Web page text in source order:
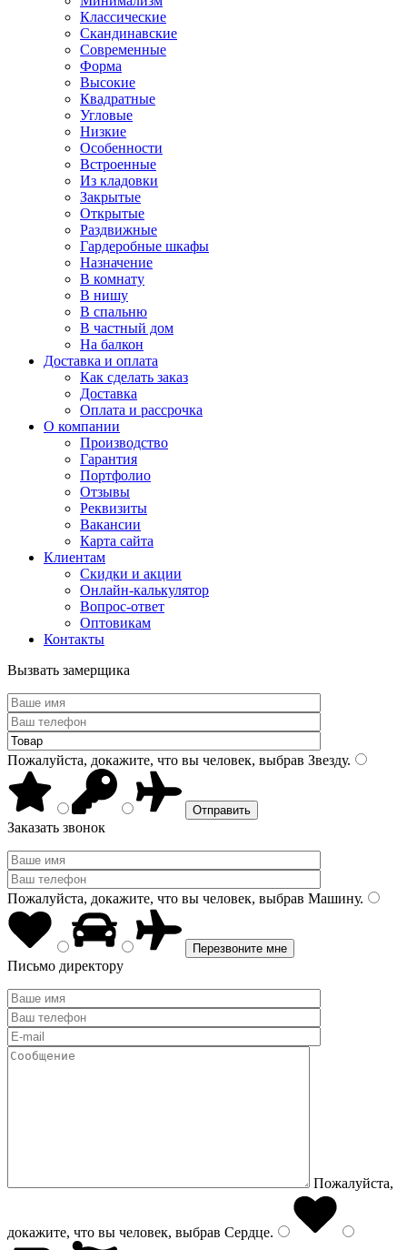
Классические
Скандинавские
Современные
Форма
Высокие
Квадратные
Угловые
Низкие
Особенности
Встроенные
Из кладовки
Закрытые
Открытые
Раздвижные
Гардеробные шкафы
Назначение
В комнату
В нишу
В спальню
В частный дом
На балкон
Доставка и оплата
Как сделать заказ
Доставка
Оплата и рассрочка
О компании
Производство
Гарантия
Портфолио
Отзывы
Реквизиты
Вакансии
Карта сайта
Клиентам
Скидки и акции
Онлайн-калькулятор
Вопрос-ответ
Оптовикам
Контакты
Вызвать замерщика
Пожалуйста, докажите, что вы человек, выбрав Звезду.
Заказать звонок
Пожалуйста, докажите, что вы человек, выбрав Машину.
Письмо директору
Пожалуйста,
докажите, что вы человек, выбрав Сердце.